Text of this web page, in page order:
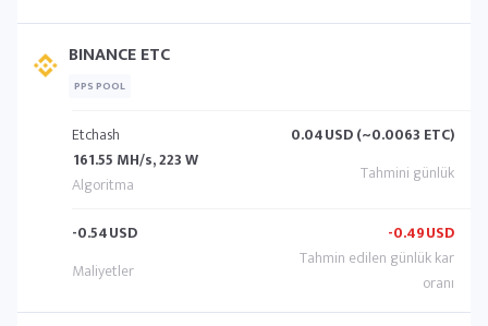
BINANCE ETC
PPS POOL
Etchash
161.55 MH/s, 223 W
0.04USD (~0.0063 ETC)
-0.54USD -0.49USD